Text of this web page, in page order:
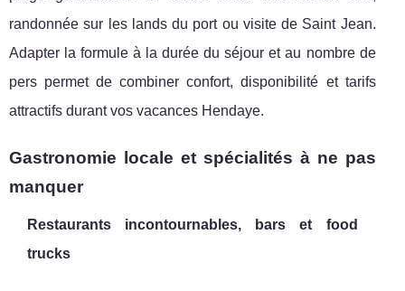
randonnée sur les lands du port ou visite de Saint Jean.
Adapter la formule à la durée du séjour et au nombre de
pers permet de combiner confort, disponibilité et tarifs
attractifs durant vos vacances Hendaye.
Gastronomie locale et spécialités à ne pas
manquer
Restaurants incontournables, bars et food
trucks